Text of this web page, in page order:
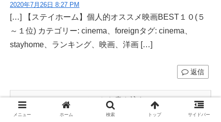
2020年7月26日 8:27 PM
[…] 【ステイホーム】個人的オススメ映画BEST１０(５
～１位) カテゴリー: cinema、foreignタグ: cinema、
stayhome、ランキング、映画、洋画 […]
返信
コメントを書き込む
メニュー ホーム 検索 トップ サイドバー